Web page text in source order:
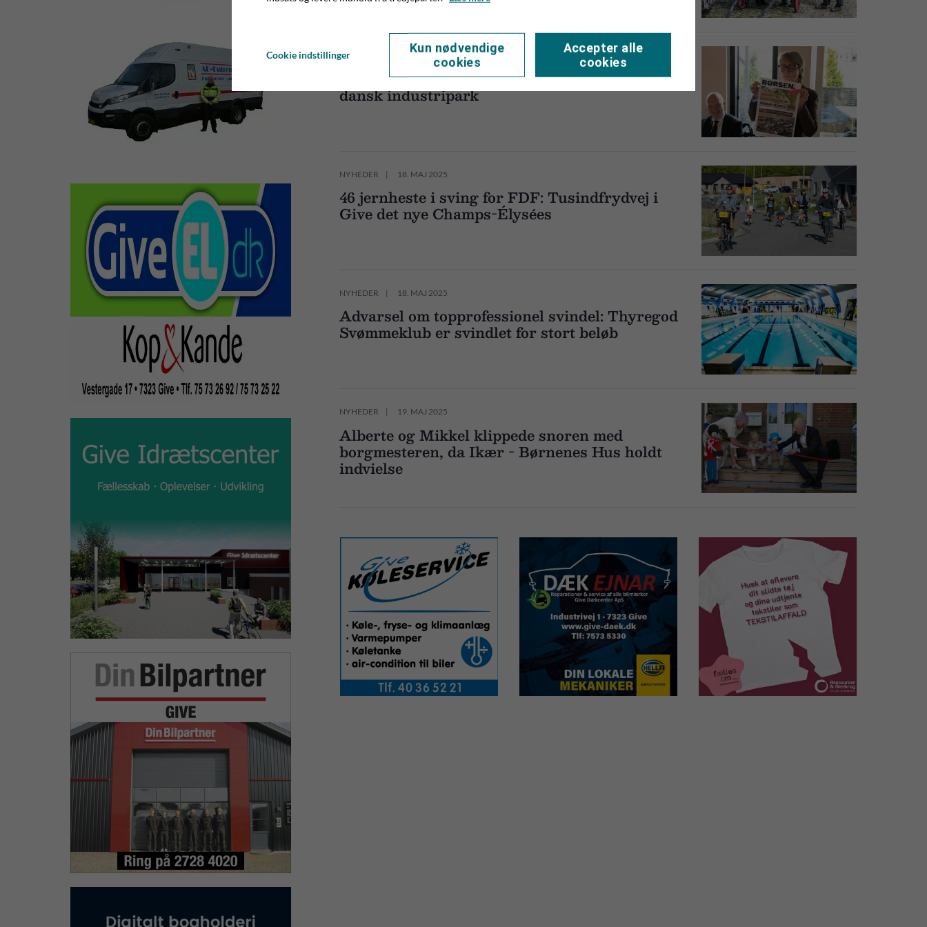
NYHEDER 16. MAJ 2025
Stort udviklingspotentiale: Give er ideel som ny
dansk industripark
NYHEDER 18. MAJ 2025
46 jernheste i sving for FDF: Tusindfrydvej i
Give det nye Champs-Élysées
NYHEDER 18. MAJ 2025
Advarsel om topprofessionel svindel: Thyregod
Svømmeklub er svindlet for stort beløb
NYHEDER 19. MAJ 2025
Alberte og Mikkel klippede snoren med
borgmesteren, da Ikær - Børnenes Hus holdt
indvielse
Cookie indstillinger
Kun nødvendige
cookies
Accepter alle
cookies